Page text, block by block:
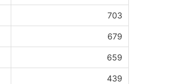
703
679
659
439